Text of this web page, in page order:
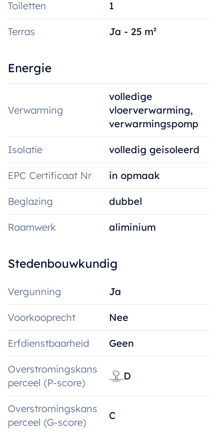
Toiletten 1
Terras Ja - 25 m²
Energie
Verwarming
volledige
vloerverwarming,
verwarmingspomp
Isolatie volledig geisoleerd
EPC Certificaat Nr in opmaak
Beglazing dubbel
Raamwerk aliminium
Stedenbouwkundig
Vergunning Ja
Voorkooprecht Nee
Erfdienstbaarheid Geen
Overstromingskans
perceel (P-score)
D
Overstromingskans
perceel (G-score)
C